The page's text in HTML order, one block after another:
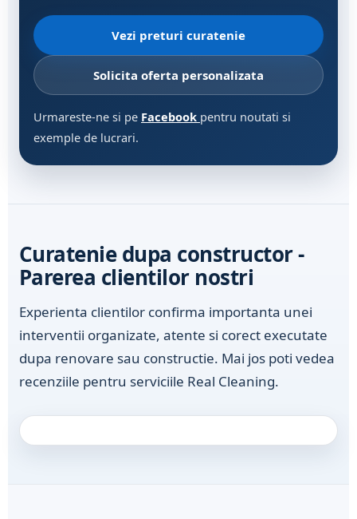
Vezi preturi curatenie
Solicita oferta personalizata
Urmareste-ne si pe Facebook pentru noutati si
exemple de lucrari.
Curatenie dupa constructor -
Parerea clientilor nostri
Experienta clientilor confirma importanta unei
interventii organizate, atente si corect executate
dupa renovare sau constructie. Mai jos poti vedea
recenziile pentru serviciile Real Cleaning.